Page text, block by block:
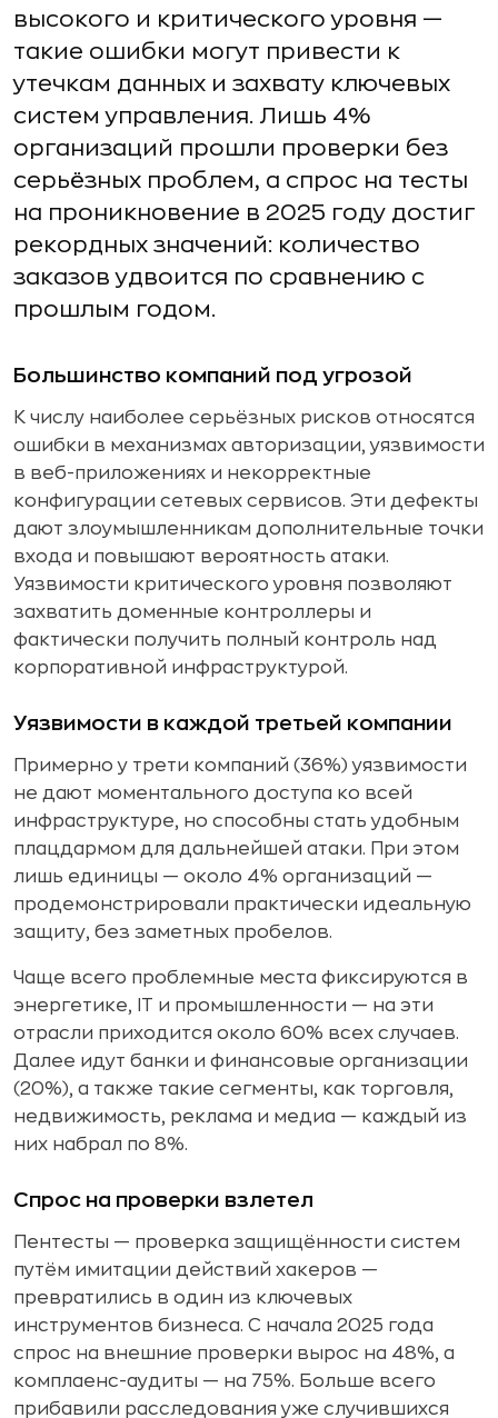
высокого и критического уровня —
такие ошибки могут привести к
утечкам данных и захвату ключевых
систем управления. Лишь 4%
организаций прошли проверки без
серьёзных проблем, а спрос на тесты
на проникновение в 2025 году достиг
рекордных значений: количество
заказов удвоится по сравнению с
прошлым годом.
Большинство компаний под угрозой
К числу наиболее серьёзных рисков относятся
ошибки в механизмах авторизации, уязвимости
в веб-приложениях и некорректные
конфигурации сетевых сервисов. Эти дефекты
дают злоумышленникам дополнительные точки
входа и повышают вероятность атаки.
Уязвимости критического уровня позволяют
захватить доменные контроллеры и
фактически получить полный контроль над
корпоративной инфраструктурой.
Уязвимости в каждой третьей компании
Примерно у трети компаний (36%) уязвимости
не дают моментального доступа ко всей
инфраструктуре, но способны стать удобным
плацдармом для дальнейшей атаки. При этом
лишь единицы — около 4% организаций —
продемонстрировали практически идеальную
защиту, без заметных пробелов.
Чаще всего проблемные места фиксируются в
энергетике, IT и промышленности — на эти
отрасли приходится около 60% всех случаев.
Далее идут банки и финансовые организации
(20%), а также такие сегменты, как торговля,
недвижимость, реклама и медиа — каждый из
них набрал по 8%.
Спрос на проверки взлетел
Пентесты — проверка защищённости систем
путём имитации действий хакеров —
превратились в один из ключевых
инструментов бизнеса. С начала 2025 года
спрос на внешние проверки вырос на 48%, а
комплаенс-аудиты — на 75%. Больше всего
прибавили расследования уже случившихся